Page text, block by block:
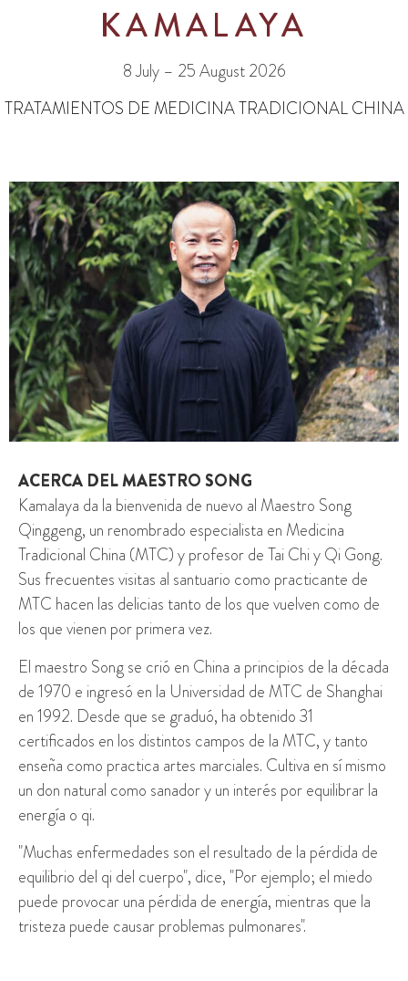
KAMALAYA
8 July – 25 August 2026
TRATAMIENTOS DE MEDICINA TRADICIONAL CHINA
ACERCA DEL MAESTRO SONG
Kamalaya da la bienvenida de nuevo al Maestro Song
Qinggeng, un renombrado especialista en Medicina
Tradicional China (MTC) y profesor de Tai Chi y Qi Gong.
Sus frecuentes visitas al santuario como practicante de
MTC hacen las delicias tanto de los que vuelven como de
los que vienen por primera vez.
El maestro Song se crió en China a principios de la década
de 1970 e ingresó en la Universidad de MTC de Shanghai
en 1992. Desde que se graduó, ha obtenido 31
certificados en los distintos campos de la MTC, y tanto
enseña como practica artes marciales. Cultiva en sí mismo
un don natural como sanador y un interés por equilibrar la
energía o qi.
"Muchas enfermedades son el resultado de la pérdida de
equilibrio del qi del cuerpo", dice, "Por ejemplo; el miedo
puede provocar una pérdida de energía, mientras que la
tristeza puede causar problemas pulmonares".